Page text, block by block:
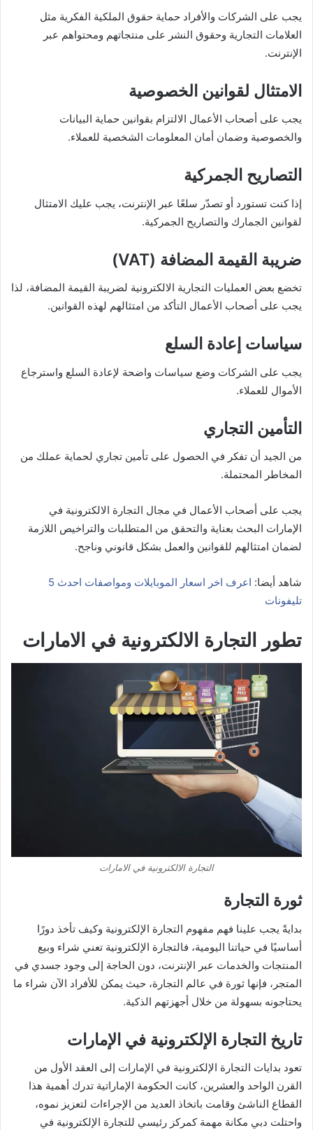
يجب على الشركات والأفراد حماية حقوق الملكية الفكرية مثل
العلامات التجارية وحقوق النشر على منتجاتهم ومحتواهم عبر
الإنترنت.
الامتثال لقوانين الخصوصية
يجب على أصحاب الأعمال الالتزام بقوانين حماية البيانات
والخصوصية وضمان أمان المعلومات الشخصية للعملاء.
التصاريح الجمركية
إذا كنت تستورد أو تصدّر سلعًا عبر الإنترنت، يجب عليك الامتثال
لقوانين الجمارك والتصاريح الجمركية.
ضريبة القيمة المضافة (VAT)
تخضع بعض العمليات التجارية الالكترونية لضريبة القيمة المضافة، لذا
يجب على أصحاب الأعمال التأكد من امتثالهم لهذه القوانين.
سياسات إعادة السلع
يجب على الشركات وضع سياسات واضحة لإعادة السلع واسترجاع
الأموال للعملاء.
التأمين التجاري
من الجيد أن تفكر في الحصول على تأمين تجاري لحماية عملك من
المخاطر المحتملة.
يجب على أصحاب الأعمال في مجال التجارة الالكترونية في
الإمارات البحث بعناية والتحقق من المتطلبات والتراخيص اللازمة
لضمان امتثالهم للقوانين والعمل بشكل قانوني وناجح.
شاهد أيضا:
اعرف اخر اسعار الموبايلات ومواصفات احدث 5
تليفونات
تطور التجارة الالكترونية في الامارات
التجارة الالكترونية في الامارات
ثورة التجارة
بدايةً يجب علينا فهم مفهوم التجارة الإلكترونية وكيف تأخذ دورًا
أساسيًا في حياتنا اليومية، فالتجارة الإلكترونية تعني شراء وبيع
المنتجات والخدمات عبر الإنترنت، دون الحاجة إلى وجود جسدي في
المتجر، فإنها ثورة في عالم التجارة، حيث يمكن للأفراد الآن شراء ما
يحتاجونه بسهولة من خلال أجهزتهم الذكية.
تاريخ التجارة الإلكترونية في الإمارات
تعود بدايات التجارة الإلكترونية في الإمارات إلى العقد الأول من
القرن الواحد والعشرين، كانت الحكومة الإماراتية تدرك أهمية هذا
القطاع الناشئ وقامت باتخاذ العديد من الإجراءات لتعزيز نموه،
واحتلت دبي مكانة مهمة كمركز رئيسي للتجارة الإلكترونية في